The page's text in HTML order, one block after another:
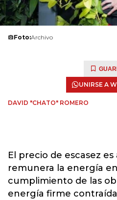
Foto:Archivo
UNIRSE A
DAVID "CHATO" ROMERO
El precio de escasez
remunera la energía
cumplimiento de las
energía firme